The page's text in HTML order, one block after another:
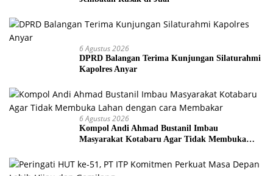
6 Agustus 2026
DPRD Balangan Terima Kunjungan Silaturahmi
Kapolres Anyar
6 Agustus 2026
Kompol Andi Ahmad Bustanil Imbau
Masyarakat Kotabaru Agar Tidak Membuka